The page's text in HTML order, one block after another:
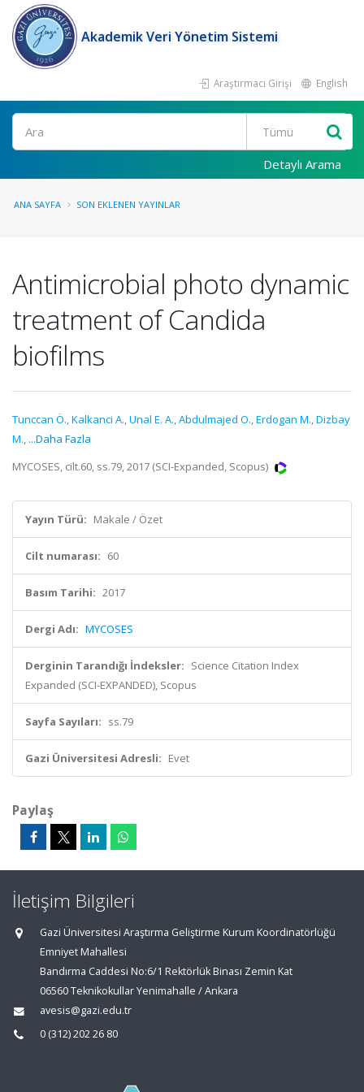
Akademik Veri Yönetim Sistemi
Araştırmacı Girişi English
Ara
Detaylı Arama
ANA SAYFA SON EKLENEN YAYINLAR
Antimicrobial photo dynamic
treatment of Candida
biofilms
Tunccan Ö.,Kalkanci A.,Unal E. A.,Abdulmajed O.,Erdogan M.,Dizbay
M., ...Daha Fazla
MYCOSES, cilt.60, ss.79, 2017 (SCI-Expanded, Scopus)
Yayın Türü: Makale / Özet
Cilt numarası: 60
Basım Tarihi: 2017
Dergi Adı: MYCOSES
Derginin Tarandığı İndeksler: Science Citation Index
Expanded (SCI-EXPANDED), Scopus
Sayfa Sayıları: ss.79
Gazi Üniversitesi Adresli: Evet
Paylaş
İletişim Bilgileri
Gazi Üniversitesi Araştırma Geliştirme Kurum Koordinatörlüğü
Emniyet Mahallesi
Bandırma Caddesi No:6/1 Rektörlük Binası Zemin Kat
06560 Teknikokullar Yenimahalle / Ankara
avesis@gazi.edu.tr
0 (312) 202 26 80